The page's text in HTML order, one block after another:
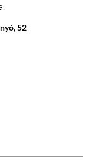
52